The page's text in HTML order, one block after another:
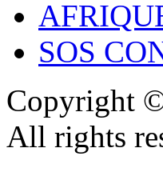
SOS
Copyright
All rights